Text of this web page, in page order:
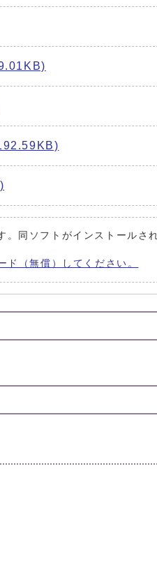
同ソフトがインストールさ
（無償）してください。